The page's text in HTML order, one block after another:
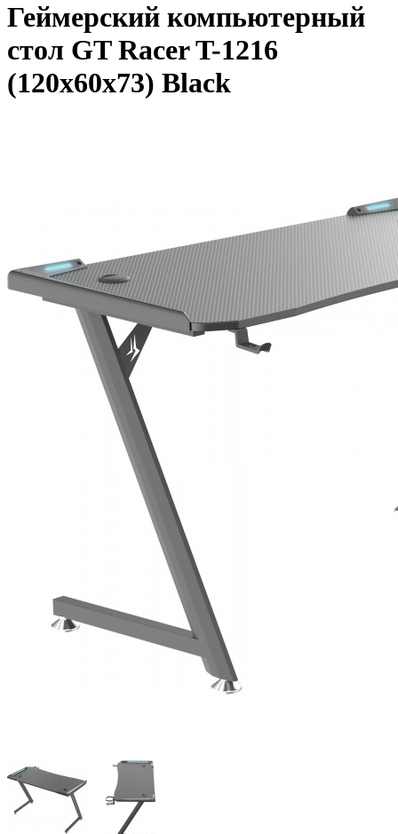
Геймерский компьютерный
стол GT Racer T-1216
(120x60x73) Black